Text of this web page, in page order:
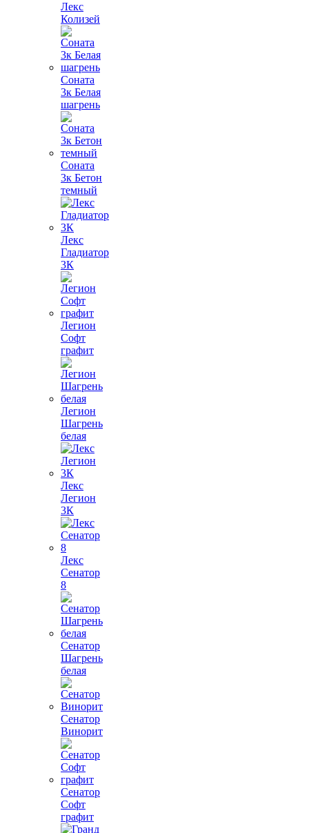
Лекс
Колизей
Соната
3к Белая
шагрень
Соната
3к Бетон
темный
Лекс
Гладиатор
3К
Легион
Софт
графит
Легион
Шагрень
белая
Лекс
Легион
3К
Лекс
Сенатор
8
Сенатор
Шагрень
белая
Сенатор
Винорит
Сенатор
Софт
графит